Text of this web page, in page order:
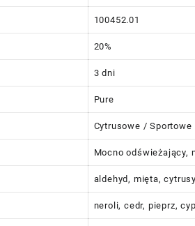
100452.01
20%
3 dni
Pure
Cytrusowe / Sportowe
Mocno odświeżający,
aldehyd, mięta,
neroli, cedr, pieprz,